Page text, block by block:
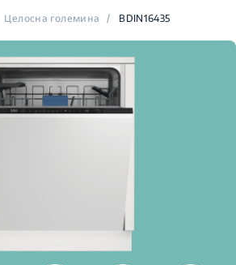
Целосна големина / BDIN16435